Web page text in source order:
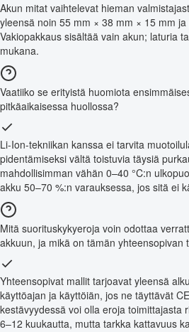
Akun mitat vaihtelevat hieman
yleensä noin 55 mm × 38 mm × 15 mm
Vakiopakkaus sisältää vain akun; laturia
mukana.
Vaatiiko se erityistä huomiota
pitkäaikaisessa huollossa?
Li-Ion-tekniikan kanssa ei tarvita
pidentämiseksi vältä toistuvia täysiä
mahdollisimman vähän 0–40 °C:n
akku 50–70 %:n varauksessa, jos sitä ei
Mitä suorituskykyeroja voin odottaa
akkuun, ja mikä on tämän yhteensopivan
Yhteensopivat mallit tarjoavat yleensä
käyttöajan ja käyttöiän, jos ne täyttävät
kestävyydessä voi olla eroja toimittajasta
6–12 kuukautta, mutta tarkka kattavuus